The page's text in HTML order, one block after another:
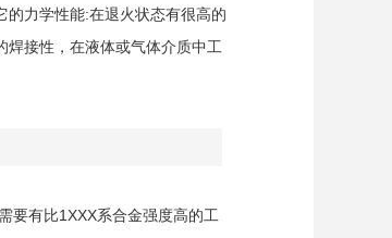
力学性能:在退火状态有很高的
焊接性，在液体或气体介质中工
要有比1XXX系合金强度高的工